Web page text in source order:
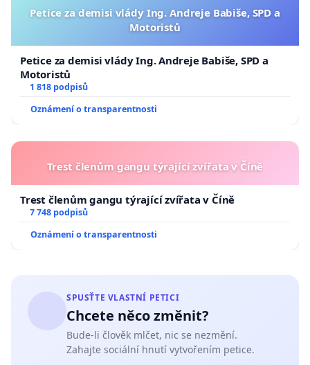
Petice za demisi vlády Ing. Andreje Babiše, SPD a
Motoristů
Petice za demisi vlády Ing. Andreje Babiše, SPD a
Motoristů
1 818 podpisů
Oznámení o transparentnosti
Trest členům gangu týrající zvířata v Číně
Trest členům gangu týrající zvířata v Číně
7 748 podpisů
Oznámení o transparentnosti
SPUSŤTE VLASTNÍ PETICI
Chcete něco změnit?
Bude-li člověk mlčet, nic se nezmění.
Zahajte sociální hnutí vytvořením petice.